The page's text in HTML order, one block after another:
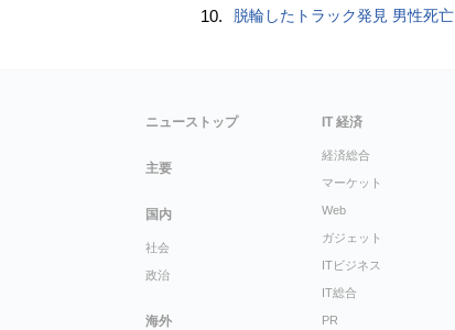
10. 脱輪したトラック発見 男性死亡
ニューストップ
主要
国内
社会
政治
海外
IT 経済
経済総合
マーケット
Web
ガジェット
ITビジネス
IT総合
PR